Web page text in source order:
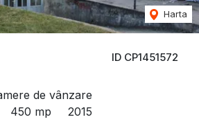
ID CP1451572
de vânzare
450 mp 2015
Harta